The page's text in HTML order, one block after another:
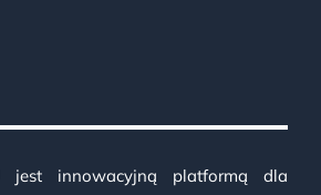
jest innowacyjną platformą dla